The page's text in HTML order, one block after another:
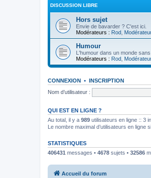
DISCUSSION LIBRE
Hors sujet
Envie de bavarder ? C'est ici.
Modérateurs : Rod
Humour
L'humour dans un monde sans
Modérateurs : Rod
CONNEXION • INSCRIPTION
Nom d’utilisateur :
QUI EST EN LIGNE ?
Au total, il y a 989 utilisateurs en ligne :: 3
Le nombre maximal d’utilisateurs en ligne
STATISTIQUES
406431 messages • 4678 sujets • 32586
Accueil du forum